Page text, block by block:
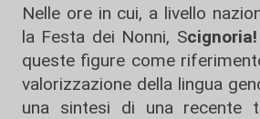
Nelle ore in cui, a livello
la Festa dei Nonni, Scignoria!
queste figure come
valorizzazione della lingua
una sintesi di una recente